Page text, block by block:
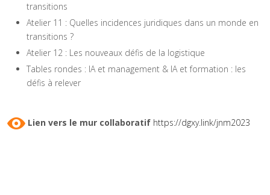
transitions
Atelier 11 : Quelles incidences juridiques dans un monde en
transitions ?
Atelier 12 : Les nouveaux défis de la logistique
Tables rondes : IA et management & IA et formation : les
défis à relever
Lien vers le mur collaboratif https://dgxy.link/jnm2023